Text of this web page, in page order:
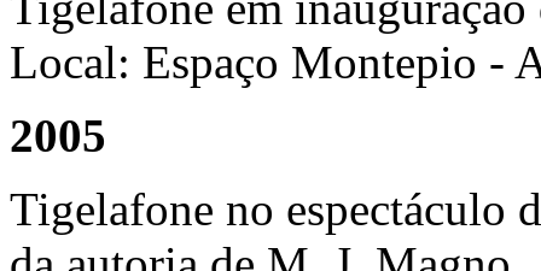
Local: Espaço Montepio -
2005
Tigelafone no espectáculo